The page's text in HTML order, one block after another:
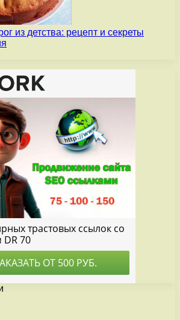
из детства: рецепт и секреты